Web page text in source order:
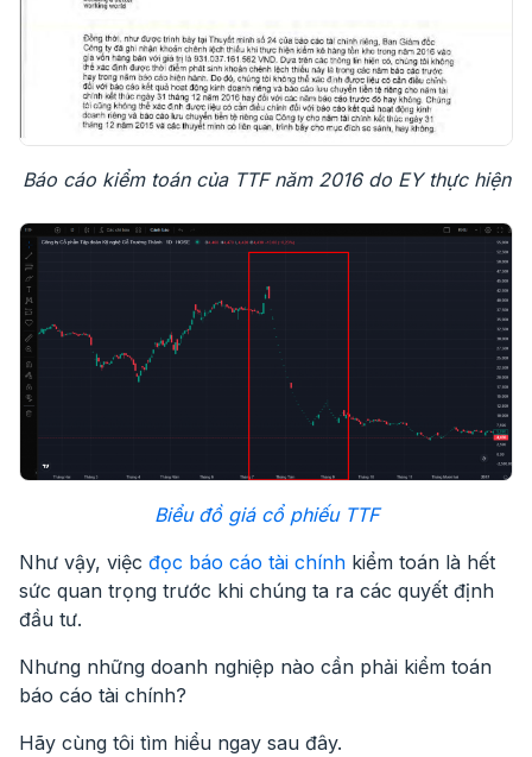
Báo cáo kiểm toán của TTF năm 2016 do EY thực hiện
Biểu đồ giá cổ phiếu TTF
Như vậy, việc đọc báo cáo tài chính kiểm toán là hết
sức quan trọng trước khi chúng ta ra các quyết định
đầu tư.
Nhưng những doanh nghiệp nào cần phải kiểm toán
báo cáo tài chính?
Hãy cùng tôi tìm hiểu ngay sau đây.